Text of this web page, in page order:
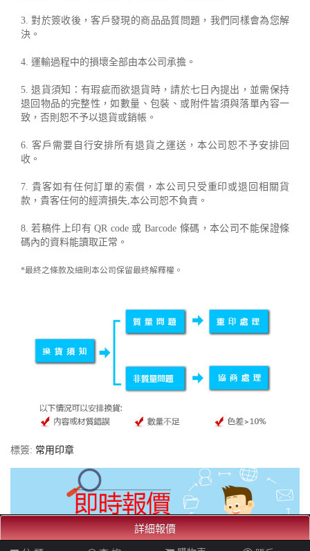
3. 對於簽收後，客戶發現的商品品質問題，我們同樣會為您解
決。
4. 運輸過程中的損壞全部由本公司承擔。
5. 退貨須知：有瑕疵而欲退貨時，請於七日內提出，並需保持
退回物品的完整性，如數量、包裝、或附件皆須與落單內容一
致，否則恕不予以退貨或銷帳。
6. 客戶需要自行安排所有退貨之運送，本公司恕不予安排回
收。
7. 貴客如有任何訂單的索償，本公司只受重印或退回相關貨
款，貴客任何的經濟損失,本公司恕不負責。
8. 若稿件上印有 QR code 或 Barcode 條碼，本公司不能保證條
碼內的資料能讀取正常。
*最終之條款及細則本公司保留最終解釋權。
標簽: 常用印章
詳細報價